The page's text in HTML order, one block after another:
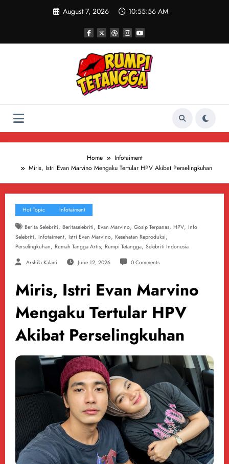
August 7, 2026 10:55:56 AM
Home
Infotaiment
Miris, Istri Evan Marvino Mengaku Tertular HPV Akibat Perselingkuhan
Hot Topic Infotaiment
Berita Selebriti, Beritaselebriti, Evan Marvino, Gosip Terpanas, HPV, Info
Selebriti, Infotaiment, Istri Evan Marvino, Kesehatan Reproduksi,
Perselingkuhan, Rumah Tangga Artis, Rumpi Tetangga, Selebriti Indonesia
Arshila Kalani June 12, 2026 0 Comments
Miris, Istri Evan Marvino
Mengaku Tertular HPV
Akibat Perselingkuhan